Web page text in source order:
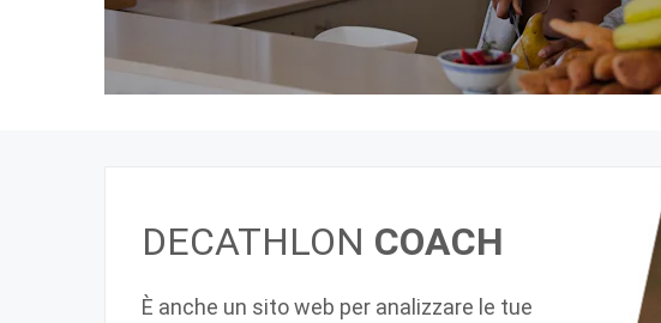
DECATHLON COACH
È anche un sito web per analizzare le tue